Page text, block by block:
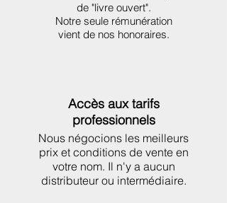
de "livre ouvert".
Notre seule rémunération
vient de nos honoraires.
Accès aux tarifs
professionnels
Nous négocions les meilleurs
prix et conditions de vente en
votre nom. Il n'y a aucun
distributeur ou intermédiaire.